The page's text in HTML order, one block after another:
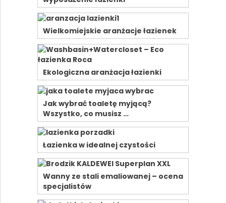
Wielkomiejskie aranżacje łazienek
Ekologiczna aranżacja łazienki
Jak wybrać toaletę myjącą?
Wszystko, co musisz …
Łazienka w idealnej czystości
Wanny ze stali emaliowanej – ocena
specjalistów